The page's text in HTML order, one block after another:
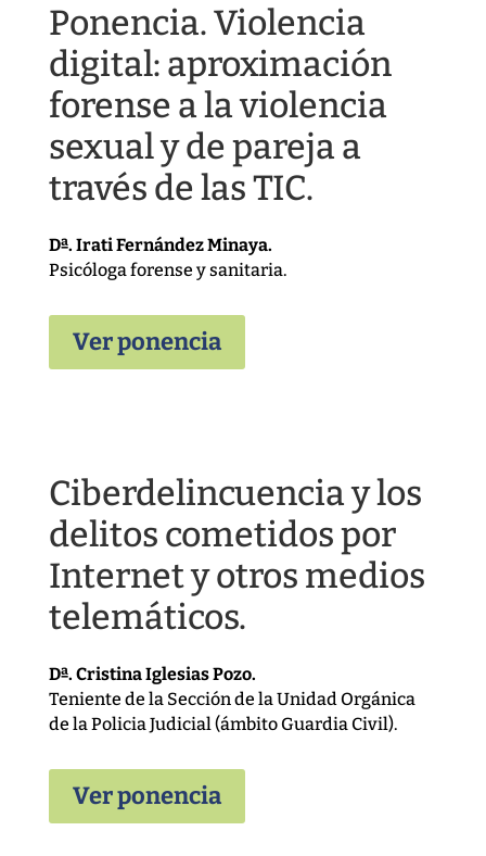
Ponencia. Violencia
digital: aproximación
forense a la violencia
sexual y de pareja a
través de las TIC.
Dª. Irati Fernández Minaya.
Psicóloga forense y sanitaria.
Ver ponencia
Ciberdelincuencia y los
delitos cometidos por
Internet y otros medios
telemáticos.
Dª. Cristina Iglesias Pozo.
Teniente de la Sección de la Unidad Orgánica
de la Policia Judicial (ámbito Guardia Civil).
Ver ponencia